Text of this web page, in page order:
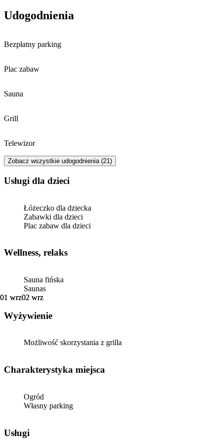
01 wrz02 wrz
01 wrz02 wrz
Udogodnienia
Bezpłatny parking
Plac zabaw
Sauna
Grill
Telewizor
Zobacz wszystkie udogodnienia (21)
usługi dla dzieci
Łóżeczko dla dziecka
Zabawki dla dzieci
Plac zabaw dla dzieci
Wellness, relaks
Sauna fińska
Saunas
Wyżywienie
Możliwość skorzystania z grilla
Charakterystyka miejsca
Ogród
Własny parking
Usługi